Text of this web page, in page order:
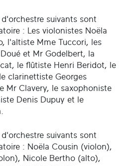
suivants sont
: Les violonistes Noëla
l'altiste Mme Tuccori, les
et Mr Godelbert, la
le flûtiste Henri Beridot, le
clarinettiste Georges
Mr Clavery, le saxophoniste
Denis Dupuy et le
suivants sont
: Noëla Cousin (violon),
Nicole Bertho (alto),